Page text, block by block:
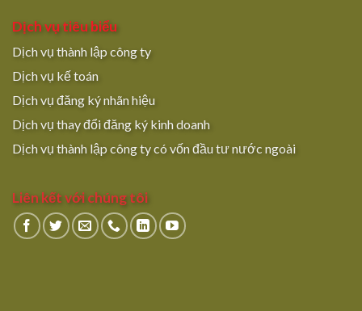
Dịch vụ tiêu biểu
Dịch vụ thành lập công ty
Dịch vụ kế toán
Dịch vụ đăng ký nhãn hiệu
Dịch vụ thay đổi đăng ký kinh doanh
Dịch vụ thành lập công ty có vốn đầu tư nước ngoài
Liên kết với chúng tôi